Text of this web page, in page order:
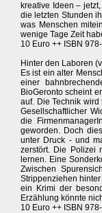
kreative Ideen –
die letzten Stunden
was Menschen
wenige Tage Zeit
10 Euro ++ ISBN
Hinter den Laboren
Es ist ein alter
einer
BioGeronto scheint
auf. Die Technik
Gesellschaftlicher
die
geworden. Doch
unter Druck - und
zerstört. Die Polizei
lernen. Eine
Zwischen
Strippenziehen
ein Krimi der
Erzählung könnte
10 Euro ++ ISBN